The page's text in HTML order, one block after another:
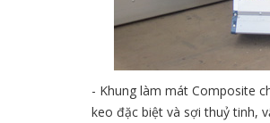
- Khung làm mát Composite
keo đặc biệt và sợi thuỷ tinh,